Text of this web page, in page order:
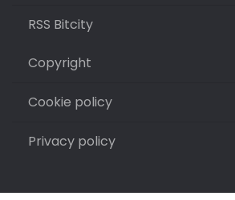
RSS Bitcity
Copyright
Cookie policy
Privacy policy